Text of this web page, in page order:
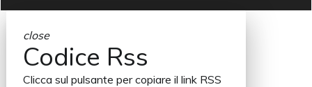
close
Codice Rss
Clicca sul pulsante per copiare il link RSS